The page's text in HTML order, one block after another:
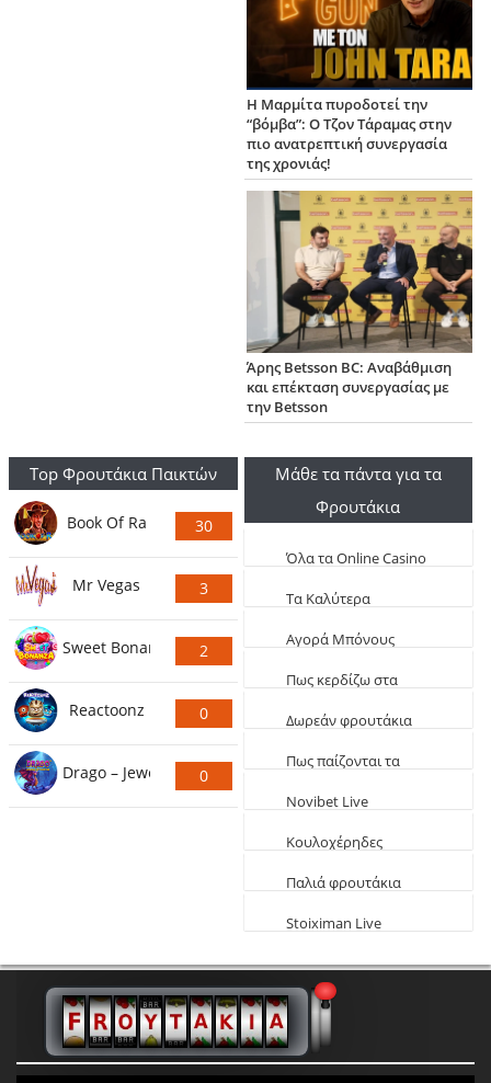
Η Μαρμίτα πυροδοτεί την
“βόμβα”: Ο Τζον Τάραμας στην
πιο ανατρεπτική συνεργασία
της χρονιάς!
Άρης Betsson BC: Αναβάθμιση
και επέκταση συνεργασίας με
την Betsson
Top Φρουτάκια Παικτών
Book Of Ra
30
Ψήφους
Mr Vegas
3
Ψήφους
Sweet Bonanza
2
Ψήφους
Reactoonz
0
Ψήφους
Drago – Jewels of Fortune
0
Ψήφους
Μάθε τα πάντα για τα
Φρουτάκια
Όλα τα Online Casino
Live
Τα Καλύτερα
Φρουτάκια (Τα πιο
Aγορά Μπόνους
Φρουτάκια: Τα
Πως κερδίζω στα
φρουτάκια
Δωρεάν φρουτάκια
EGT
Πως παίζονται τα
φρουτάκια
Novibet Live
παιχνίδια
Κουλοχέρηδες
δωρεάν Φαραώ
Παλιά φρουτάκια
δωρεάν
Stoiximan Live